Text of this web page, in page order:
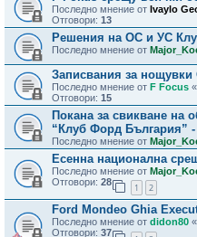
Последно мнение от Ivaylo
Отговори: 13
Решения на ОС и УС
Последно мнение от
Записвания за
Последно мнение от F Focus «
Отговори: 15
Покана за свикване на
“Клуб Форд България” -
Последно мнение от
Есенна национална
Последно мнение от
Отговори: 28
1 2
Ford Mondeo Ghia
Последно мнение от didon80 «
Отговори: 37